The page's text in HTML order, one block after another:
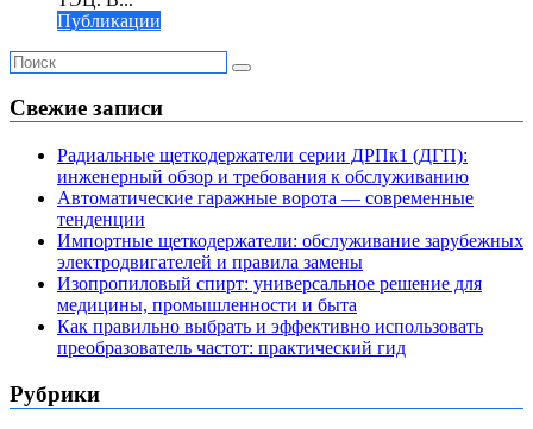
Публикации
Свежие записи
Радиальные щеткодержатели серии ДРПк1 (ДГП):
инженерный обзор и требования к обслуживанию
Автоматические гаражные ворота — современные
тенденции
Импортные щеткодержатели: обслуживание зарубежных
электродвигателей и правила замены
Изопропиловый спирт: универсальное решение для
медицины, промышленности и быта
Как правильно выбрать и эффективно использовать
преобразователь частот: практический гид
Рубрики